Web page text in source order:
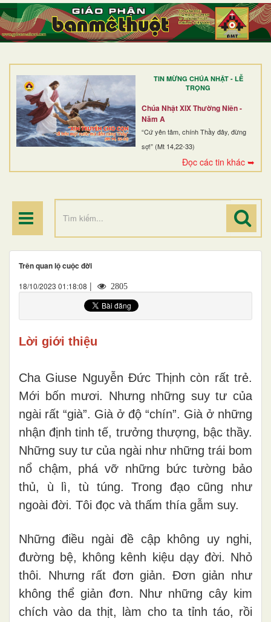
TIN MỪNG CHÚA NHẬT - LỄ
TRỌNG
Chúa Nhật XIX Thường Niên -
Năm A
“Cứ yên tâm, chính Thầy đây, đừng
sợ!” (Mt 14,22-33)
Đọc các tin khác ➥
TRANG NHẤT
GIỚI THIỆU
DÒNG TU
BAN MỤC VỤ
ĐOÀN THỂ CG
Trên quan lộ cuộc đời
18/10/2023 01:18:08 | 2805
Lời giới thiệu
Cha Giuse Nguyễn Đức Thịnh còn rất trẻ.
Mới bốn mươi. Nhưng những suy tư của
ngài rất “già”. Già ở độ “chín”. Già ở những
nhận định tinh tế, trưởng thượng, bậc thầy.
Những suy tư của ngài như những trái bom
nổ chậm, phá vỡ những bức tường bảo
thủ, ù lì, tù túng. Trong đạo cũng như
ngoài đời. Tôi đọc và thấm thía gẫm suy.
Những điều ngài đề cập không uy nghi,
đường bệ, không kênh kiệu dạy đời. Nhỏ
thôi. Nhưng rất đơn giản. Đơn giản như
không thể giản đơn. Như những cây kim
chích vào da thịt, làm cho ta tỉnh táo, rồi